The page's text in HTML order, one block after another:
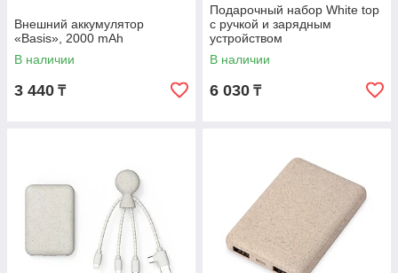
Внешний аккумулятор
«Basis», 2000 mAh
В наличии
3 440 ₸
Подарочный набор White top
с ручкой и зарядным
устройством
В наличии
6 030 ₸